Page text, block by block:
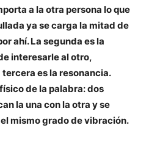
a la otra persona lo que
ya se carga la mitad de
ahí. La segunda es la
interesarle al otro,
es la resonancia.
de la palabra: dos
la una con la otra y se
mismo grado de vibración.